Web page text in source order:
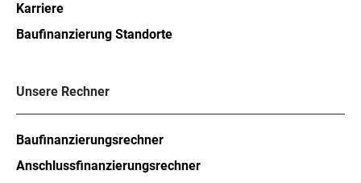
Karriere
Baufinanzierung Standorte
Unsere Rechner
Baufinanzierungsrechner
Anschlussfinanzierungsrechner